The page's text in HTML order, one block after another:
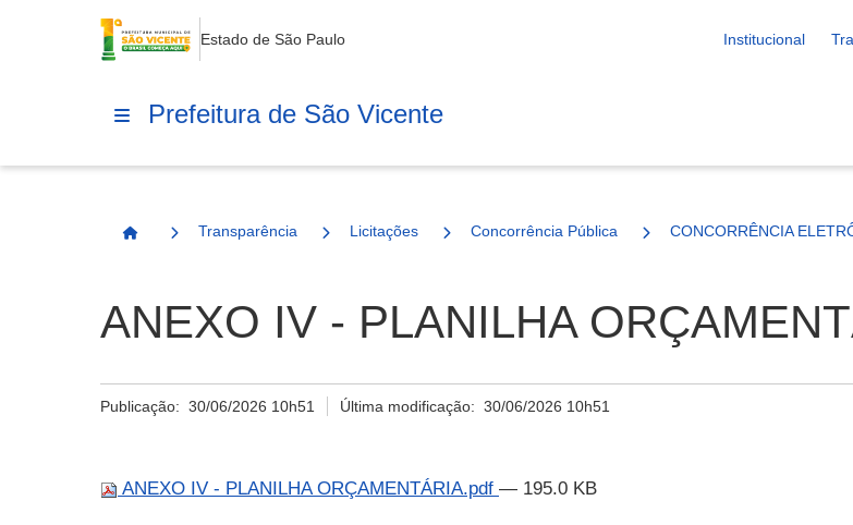
Estado de São Paulo Institucional
Prefeitura de São Vicente
Página Inicial
Transparência Licitações Concorrência Pública CONCORRÊNCIA
ANEXO IV - PLANILHA
Publicação: 30/06/2026 10h51 Última modificação:30/06/2026 10h51
ANEXO IV - PLANILHA ORÇAMENTÁRIA.pdf — 195.0 KB